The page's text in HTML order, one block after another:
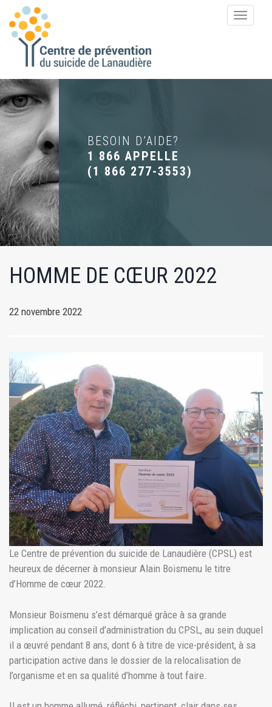
Toggle
BESOIN D’AIDE?
1 866 APPELLE
(1 866 277-3553)
HOMME DE CŒUR 2022
22 novembre 2022
Le Centre de prévention du suicide de Lanaudière (CPSL) est
heureux de décerner à monsieur Alain Boismenu le titre
d’Homme de cœur 2022.
Monsieur Boismenu s’est démarqué grâce à sa grande
implication au conseil d’administration du CPSL, au sein duquel
il a œuvré pendant 8 ans, dont 6 à titre de vice-président, à sa
participation active dans le dossier de la relocalisation de
l’organisme et en sa qualité d’homme à tout faire.